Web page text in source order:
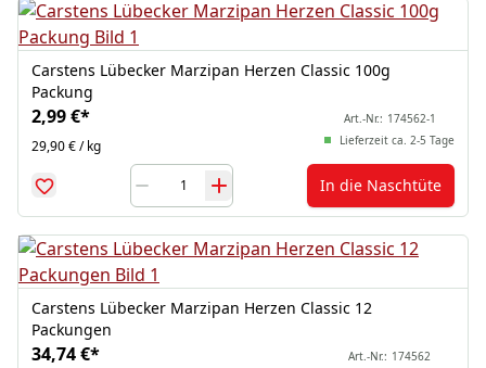
Carstens Lübecker Marzipan Herzen Classic 100g
Packung
2,99 €*
29,90 € / kg
Art.-Nr.: 174562-1
Lieferzeit ca. 2-5 Tage
In die Naschtüte
Carstens Lübecker Marzipan Herzen Classic 12
Packungen
34,74 €* Art.-Nr.: 174562